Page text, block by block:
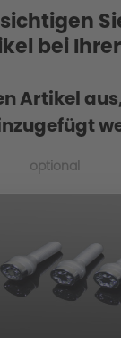
at
wheel = rim
xi/xd
for all-
Mixed-
bei
Artikel
optional